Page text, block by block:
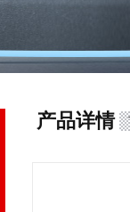
产品详情